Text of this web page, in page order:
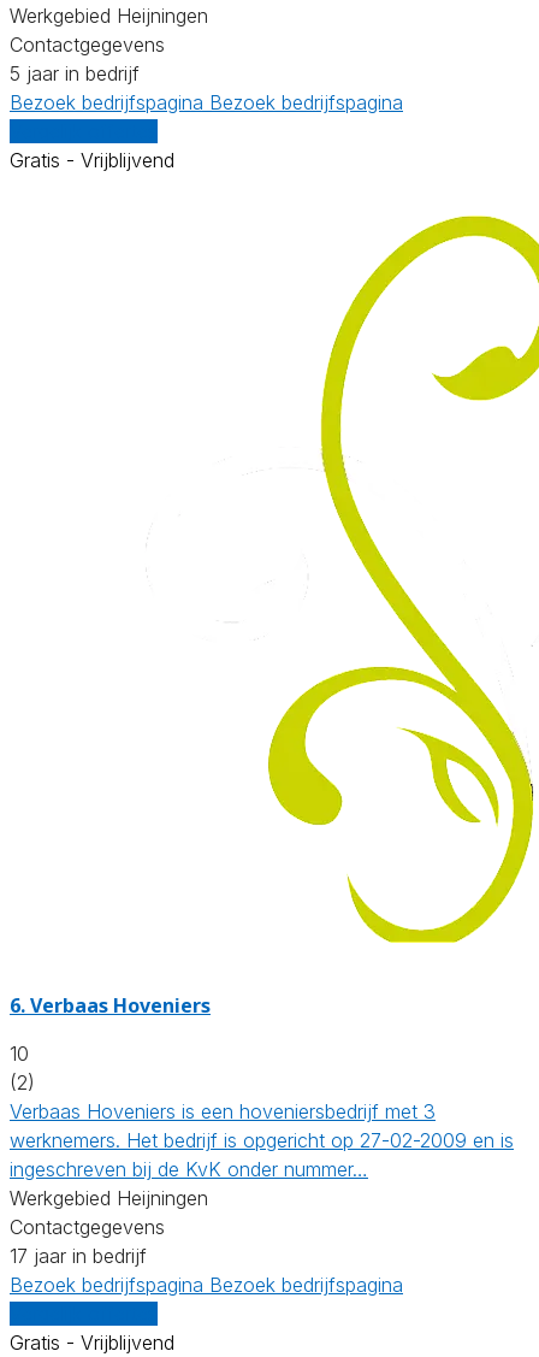
Werkgebied Heijningen
Contactgegevens
5 jaar in bedrijf
Bezoek bedrijfspagina Bezoek bedrijfspagina
Gratis - Vrijblijvend
6.Verbaas Hoveniers
10
(2)
Verbaas Hoveniers is een hoveniersbedrijf met 3
werknemers. Het bedrijf is opgericht op 27-02-2009 en is
ingeschreven bij de KvK onder nummer…
Werkgebied Heijningen
Contactgegevens
17 jaar in bedrijf
Bezoek bedrijfspagina Bezoek bedrijfspagina
Gratis - Vrijblijvend